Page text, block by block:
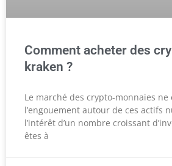
Comment acheter des
kraken ?
Le marché des crypto-monnaies
l’engouement autour de ces actifs
l’intérêt d’un nombre croissant
êtes à